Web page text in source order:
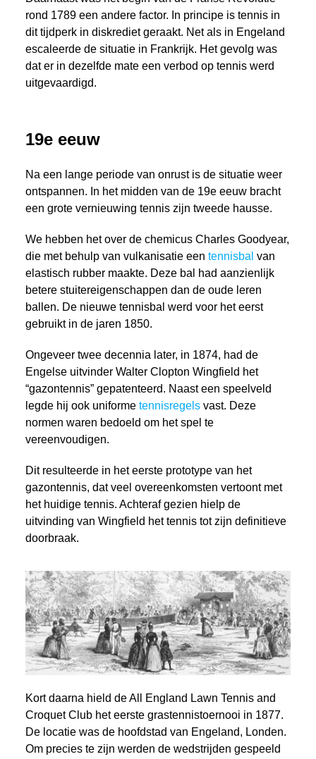
rond 1789 een andere factor. In principe is tennis in
dit tijdperk in diskrediet geraakt. Net als in Engeland
escaleerde de situatie in Frankrijk. Het gevolg was
dat er in dezelfde mate een verbod op tennis werd
uitgevaardigd.
19e eeuw
Na een lange periode van onrust is de situatie weer
ontspannen. In het midden van de 19e eeuw bracht
een grote vernieuwing tennis zijn tweede hausse.
We hebben het over de chemicus Charles Goodyear,
die met behulp van vulkanisatie een tennisbal van
elastisch rubber maakte. Deze bal had aanzienlijk
betere stuitereigenschappen dan de oude leren
ballen. De nieuwe tennisbal werd voor het eerst
gebruikt in de jaren 1850.
Ongeveer twee decennia later, in 1874, had de
Engelse uitvinder Walter Clopton Wingfield het
“gazontennis” gepatenteerd. Naast een speelveld
legde hij ook uniforme tennisregelsvast. Deze
normen waren bedoeld om het spel te
vereenvoudigen.
Dit resulteerde in het eerste prototype van het
gazontennis, dat veel overeenkomsten vertoont met
het huidige tennis. Achteraf gezien hielp de
uitvinding van Wingfield het tennis tot zijn definitieve
doorbraak.
Kort daarna hield de All England Lawn Tennis and
Croquet Club het eerste grastennistoernooi in 1877.
De locatie was de hoofdstad van Engeland, Londen.
Om precies te zijn werden de wedstrijden gespeeld